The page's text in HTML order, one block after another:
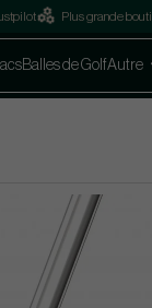
Plus grande
Balles de GolfAutre